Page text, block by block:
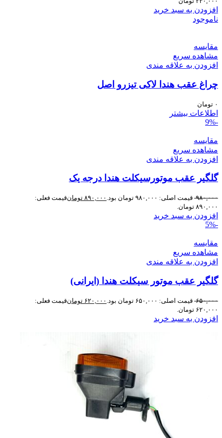
افزودن به سبد خرید
ناموجود
مقایسه
مشاهده سریع
افزودن به علاقه مندی
چراغ عقب هندا لاکی تیزرو اصل
۰ تومان
اطلاعات بیشتر
-9%
مقایسه
مشاهده سریع
افزودن به علاقه مندی
گلگیر عقب موتورسیکلت هندا درجه یک
۹۸۰,۰۰۰ قیمت اصلی: ۹۸۰,۰۰۰ تومان بود. ۸۹۰,۰۰۰ تومانقیمت فعلی:
۸۹۰,۰۰۰ تومان.
افزودن به سبد خرید
-5%
مقایسه
مشاهده سریع
افزودن به علاقه مندی
گلگیر عقب موتور سیکلت هندا (ایرانی)
۶۵۰,۰۰۰ قیمت اصلی: ۶۵۰,۰۰۰ تومان بود. ۶۲۰,۰۰۰ تومانقیمت فعلی:
۶۲۰,۰۰۰ تومان.
افزودن به سبد خرید